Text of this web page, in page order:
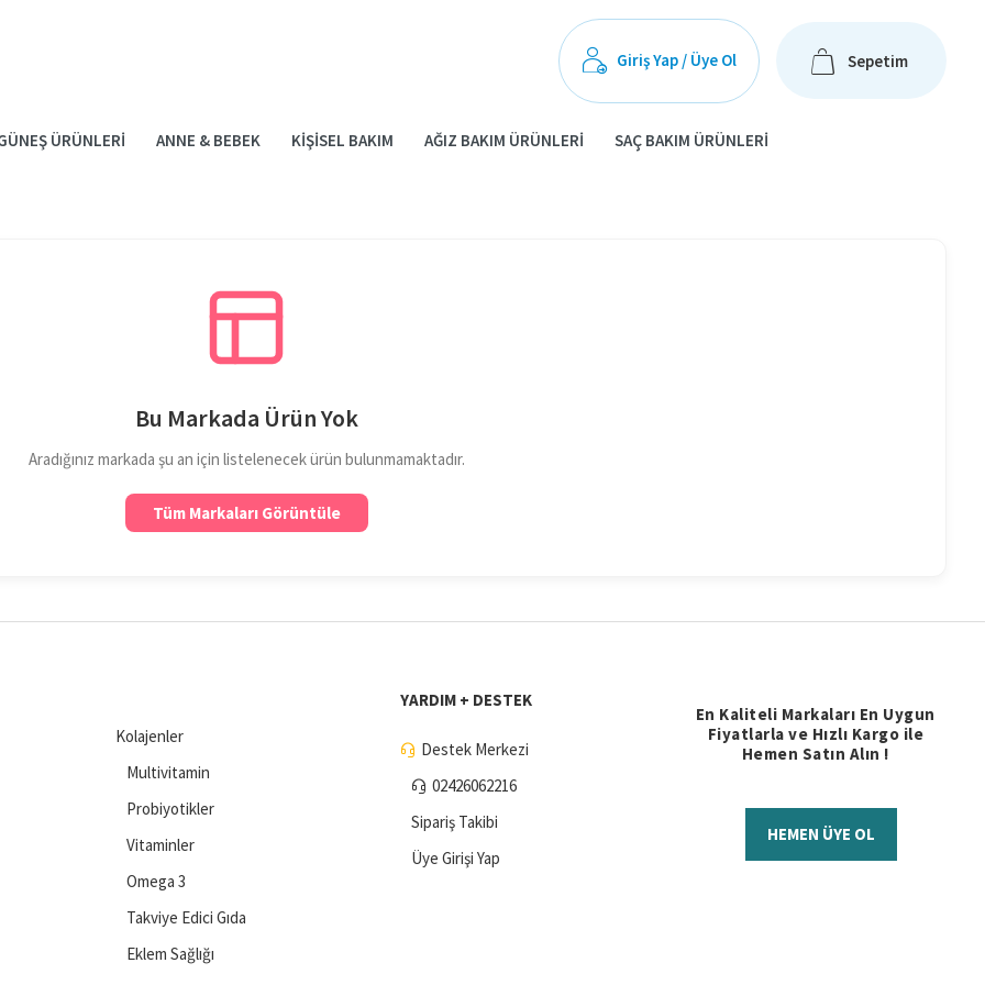
Giriş Yap / Üye Ol Sepetim
ÜRÜNLERI ANNE & BEBEK KIŞISEL BAKIM AĞIZ BAKIM ÜRÜNLERI SAÇ BAKIM ÜRÜNLERI
Bu Markada Ürün Yok
Aradığınız markada şu an için listelenecek ürün bulunmamaktadır.
Tüm Markaları Görüntüle
Kolajenler
Multivitamin
Probiyotikler
Vitaminler
Omega 3
Takviye Edici Gıda
Eklem Sağlığı
YARDIM + DESTEK
Destek Merkezi
02426062216
Sipariş Takibi
Üye Girişi Yap
En Kaliteli Markaları En Uygun
Fiyatlarla ve Hızlı Kargo ile
Hemen Satın Alın !
HEMEN ÜYE OL